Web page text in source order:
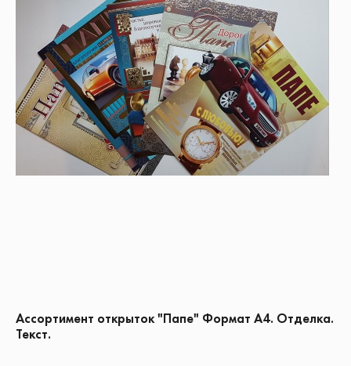
Ассортимент открыток "Папе" Формат А4. Отделка.
Текст.